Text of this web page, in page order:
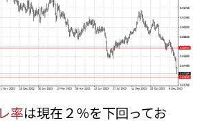
率は現在２％を下回ってお